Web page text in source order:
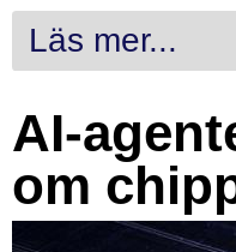
Läs mer...
AI-
om